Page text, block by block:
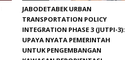
JABODETABEK URBAN
TRANSPORTATION POLICY
INTEGRATION PHASE 3 (JUTPI-3):
UPAYA NYATA PEMERINTAH
UNTUK PENGEMBANGAN